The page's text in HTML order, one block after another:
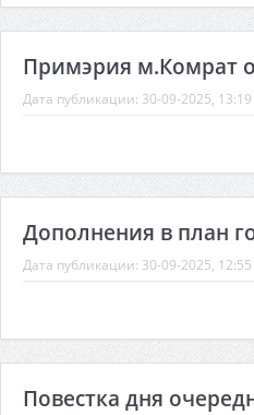
Примэрия м.Комрат
Дата публикации: 30-09-2025, 13:19
Дополнения в план
Дата публикации: 30-09-2025, 12:55
Повестка дня